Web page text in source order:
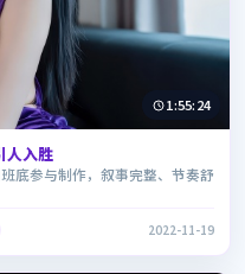
1:55:24
人入胜
底参与制作，叙事完整、节奏舒
2022-11-19